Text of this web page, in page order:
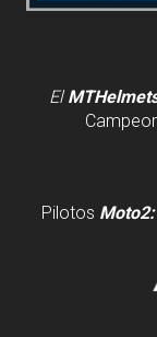
El
Pilotos Moto2: